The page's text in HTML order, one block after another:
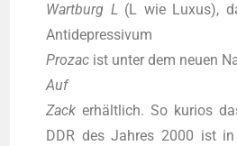
Wart­burg L(L wie Luxus),
Anti­de­pres­si­vum
Pro­zac ist unter dem neu­en
Auf
Zack erhält­lich. So kuri­os
DDR des Jah­res 2000 ist